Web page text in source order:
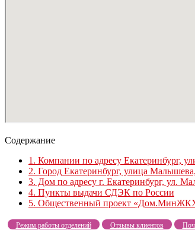
Содержание
1. Компании по адресу Екатеринбург,
2. Город Екатеринбург, улица
3. Дом по адресу г. Екатеринбург, ул.
4. Пункты выдачи СДЭК по России
5. Общественный проект
Режим работы отделений Отзывы клиентов